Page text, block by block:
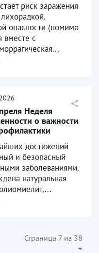
риск заражения
опасности (помимо
вместе с
2026
Неделя
о важности
достижений
и безопасный
заболеваниями.
натуральная
Страница 7 из 38